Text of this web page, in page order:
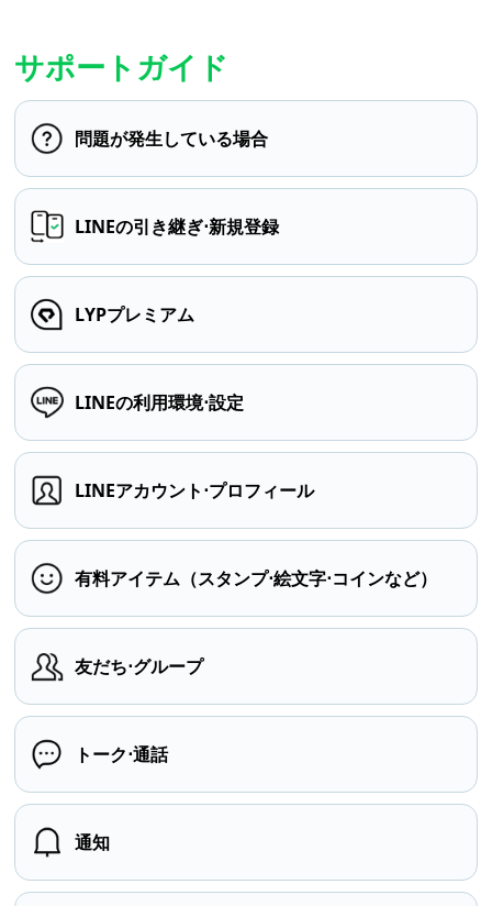
サポートガイド
問題が発生している場合
LINEの引き継ぎ⋅新規登録
LYPプレミアム
LINEの利用環境⋅設定
LINEアカウント⋅プロフィール
有料アイテム（スタンプ⋅絵文字⋅コインなど）
友だち⋅グループ
トーク⋅通話
通知